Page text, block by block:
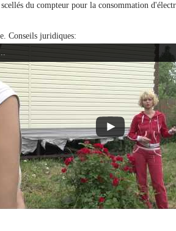
du compteur pour la consommation
Conseils juridiques: